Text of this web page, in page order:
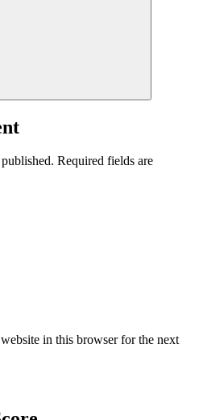
Required fields are
in this browser for the next